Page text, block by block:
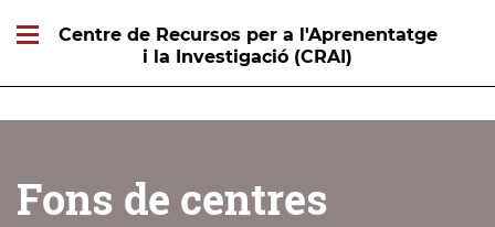
Centre de Recursos per a l'Aprenentatge
i la Investigació (CRAI)
Fons de centres